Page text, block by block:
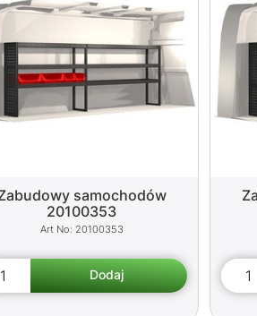
samochodów
20100353
20100353